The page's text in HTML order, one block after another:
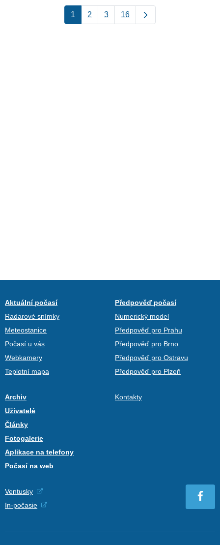
1 2 3 16
Aktuální počasí
Radarové snímky
Meteostanice
Počasí u vás
Webkamery
Teplotní mapa
Předpověď počasí
Numerický model
Předpověď pro Prahu
Předpověď pro Brno
Předpověď pro Ostravu
Předpověď pro Plzeň
Archiv
Uživatelé
Články
Fotogalerie
Aplikace na telefony
Počasí na web
Kontakty
Ventusky
In-počasie